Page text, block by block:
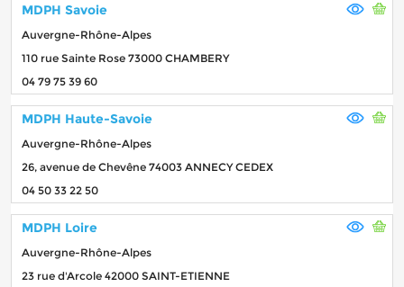
MDPH Savoie
Auvergne-Rhône-Alpes
110 rue Sainte Rose 73000 CHAMBERY
04 79 75 39 60
MDPH Haute-Savoie
Auvergne-Rhône-Alpes
26, avenue de Chevêne 74003 ANNECY CEDEX
04 50 33 22 50
MDPH Loire
Auvergne-Rhône-Alpes
23 rue d'Arcole 42000 SAINT-ETIENNE